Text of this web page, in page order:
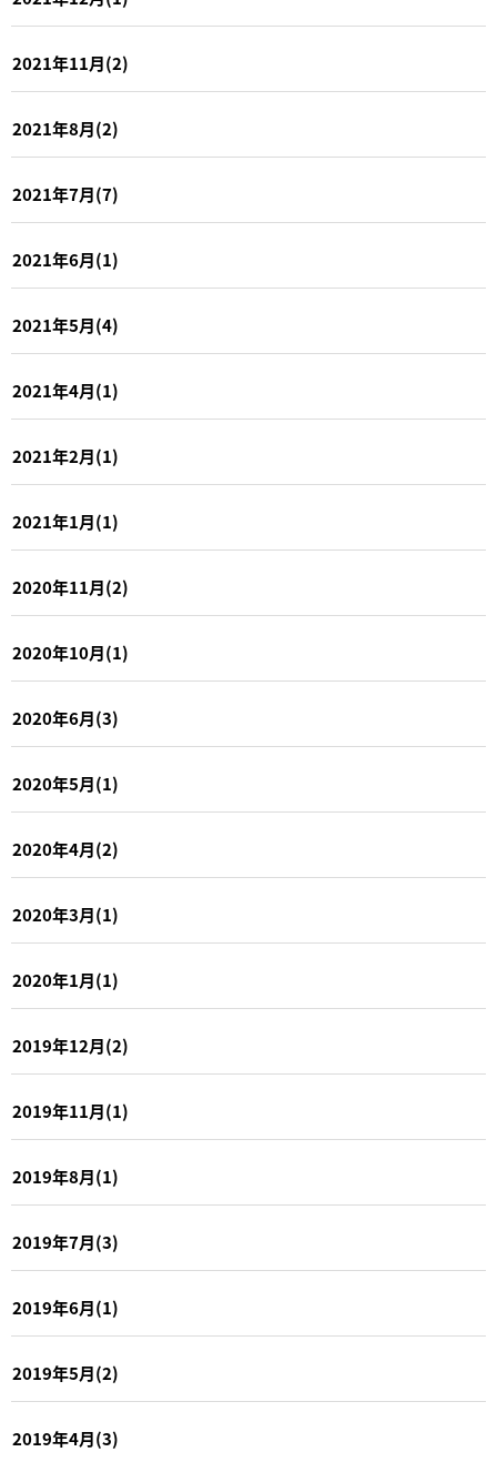
2021年11月(2)
2021年8月(2)
2021年7月(7)
2021年6月(1)
2021年5月(4)
2021年4月(1)
2021年2月(1)
2021年1月(1)
2020年11月(2)
2020年10月(1)
2020年6月(3)
2020年5月(1)
2020年4月(2)
2020年3月(1)
2020年1月(1)
2019年12月(2)
2019年11月(1)
2019年8月(1)
2019年7月(3)
2019年6月(1)
2019年5月(2)
2019年4月(3)